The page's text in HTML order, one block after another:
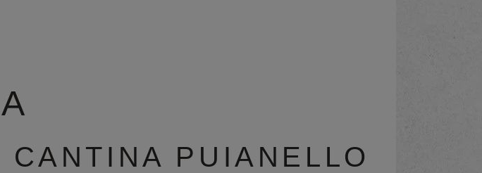
CANTINA PUIANELLO